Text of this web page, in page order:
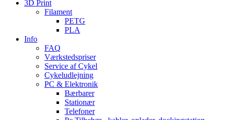
3D Print
Filament
PETG
PLA
Info
FAQ
Værkstedspriser
Service af Cykel
Cykeludlejning
PC & Elektronik
Bærbarer
Stationær
Telefoner